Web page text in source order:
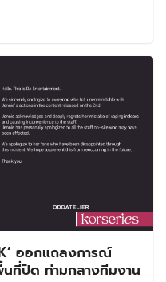
ออกแถลงการณ์
ที่ปิด ท่ามกลางทีมงาน